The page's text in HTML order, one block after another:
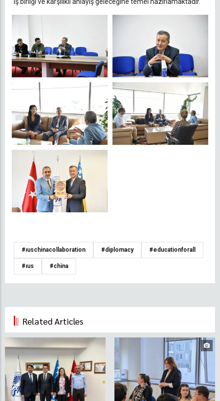
#iuschinacollaboration #diplomacy #educationforall
#ius #china
Related Articles